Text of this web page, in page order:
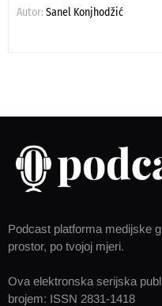
Autor: Sanel Konjhodžić
Podcast platforma medijske
prostor, po tvojoj mjeri.
Ova elektronska serijska
brojem: ISSN 2831-1418